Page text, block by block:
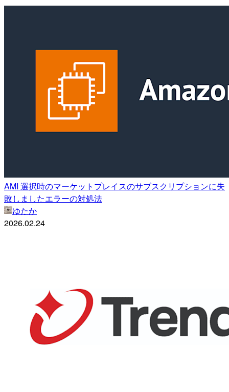
AMI 選択時のマーケットプレイスのサブスクリプションに失
敗しましたエラーの対処法
ゆたか
2026.02.24